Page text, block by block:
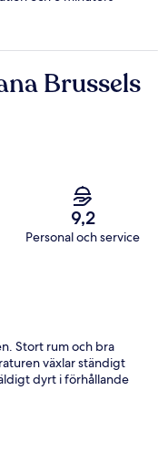
Brussels
9,2
Personal och service
Stort rum och bra
växlar ständigt
dyrt i förhållande